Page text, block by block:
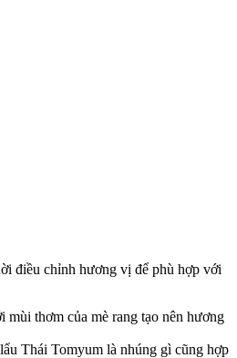
điều chỉnh hương vị để phù hợp với
thơm của mè rang tạo nên hương
Thái Tomyum là nhúng gì cũng hợp